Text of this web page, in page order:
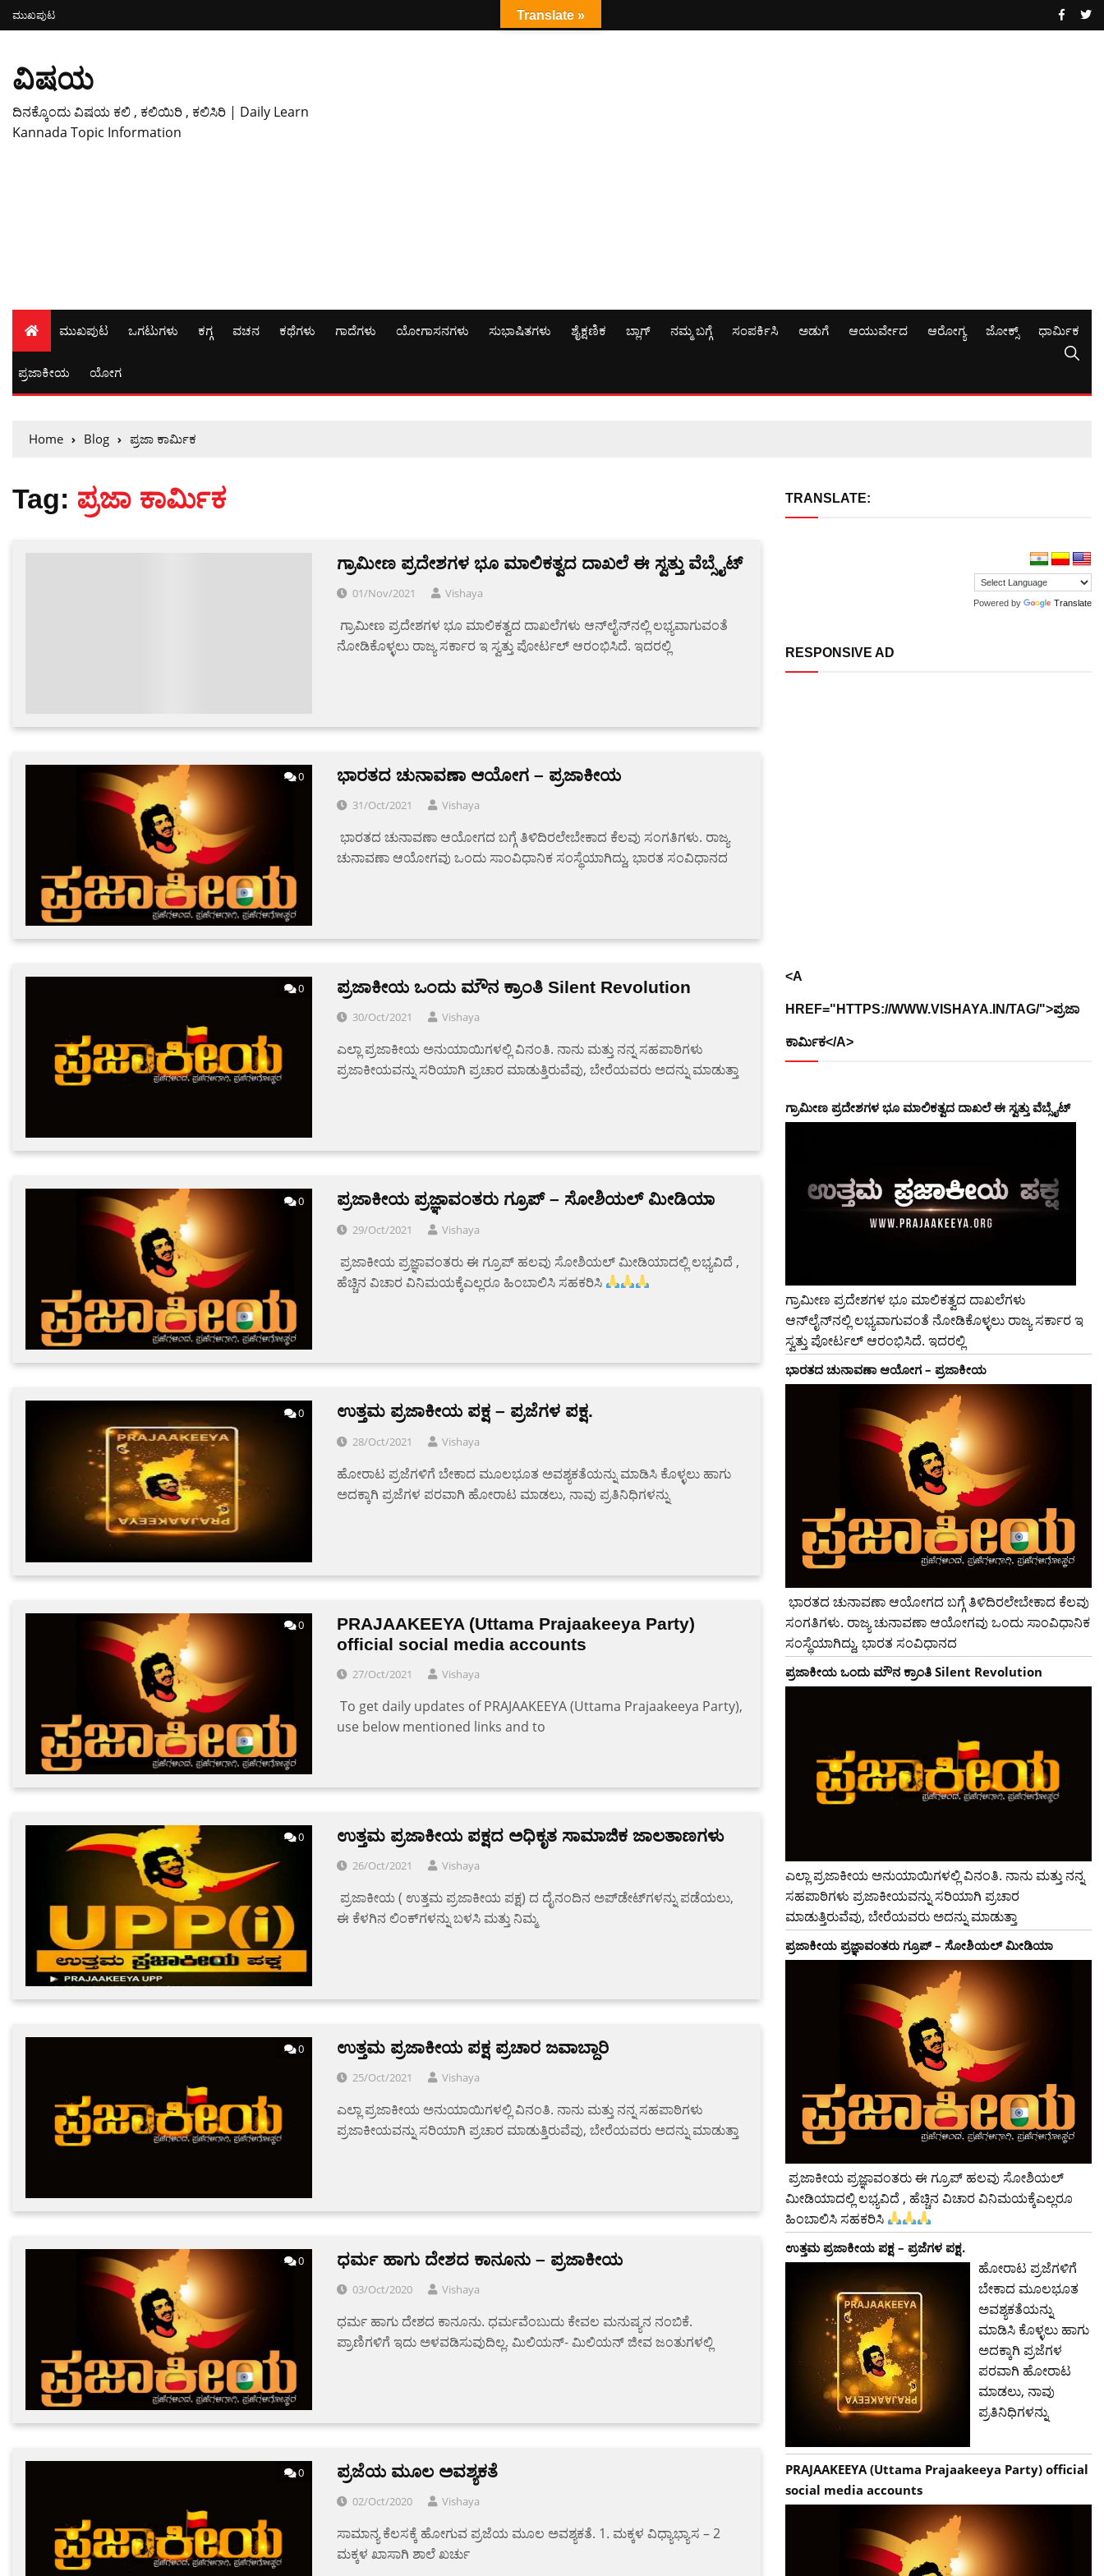
ಮುಖಪುಟ
ವಿಷಯ
ದಿನಕ್ಕೊಂದು ವಿಷಯ ಕಲಿ , ಕಲಿಯಿರಿ , ಕಲಿಸಿರಿ | Daily Learn
Kannada Topic Information
ಮುಖಪುಟ ಒಗಟುಗಳು ಕಗ್ಗ ವಚನ ಕಥೆಗಳು ಗಾದೆಗಳು ಯೋಗಾಸನಗಳು ಸುಭಾಷಿತಗಳು ಶೈಕ್ಷಣಿಕ ಬ್ಲಾಗ್ ನಮ್ಮ ಬಗ್ಗೆ ಸಂಪರ್ಕಿಸಿ ಅಡುಗೆ ಆಯುರ್ವೇದ ಆರೋಗ್ಯ ಜೋಕ್ಸ್ ಧಾರ್ಮಿಕ
ಪ್ರಜಾಕೀಯ ಯೋಗ
Home Blog ಪ್ರಜಾ ಕಾರ್ಮಿಕ
Tag: ಪ್ರಜಾ ಕಾರ್ಮಿಕ
ಗ್ರಾಮೀಣ ಪ್ರದೇಶಗಳ ಭೂ ಮಾಲಿಕತ್ವದ ದಾಖಲೆ ಈ ಸ್ವತ್ತು ವೆಬ್ಸೈಟ್
01/Nov/2021 Vishaya
ಗ್ರಾಮೀಣ ಪ್ರದೇಶಗಳ ಭೂ ಮಾಲಿಕತ್ವದ ದಾಖಲೆಗಳು ಆನ್‍ಲೈನ್‍ನಲ್ಲಿ ಲಭ್ಯವಾಗುವಂತೆ
ನೋಡಿಕೊಳ್ಳಲು ರಾಜ್ಯ ಸರ್ಕಾರ ಇ ಸ್ವತ್ತು ಪೋರ್ಟಲ್ ಆರಂಭಿಸಿದೆ. ಇದರಲ್ಲಿ
0 ಭಾರತದ ಚುನಾವಣಾ ಆಯೋಗ – ಪ್ರಜಾಕೀಯ
31/Oct/2021 Vishaya
ಭಾರತದ ಚುನಾವಣಾ ಆಯೋಗದ ಬಗ್ಗೆ ತಿಳಿದಿರಲೇಬೇಕಾದ ಕೆಲವು ಸಂಗತಿಗಳು. ರಾಜ್ಯ
ಚುನಾವಣಾ ಆಯೋಗವು ಒಂದು ಸಾಂವಿಧಾನಿಕ ಸಂಸ್ಥೆಯಾಗಿದ್ದು, ಭಾರತ ಸಂವಿಧಾನದ
0 ಪ್ರಜಾಕೀಯ ಒಂದು ಮೌನ ಕ್ರಾಂತಿ Silent Revolution
30/Oct/2021 Vishaya
ಎಲ್ಲಾ ಪ್ರಜಾಕೀಯ ಅನುಯಾಯಿಗಳಲ್ಲಿ ವಿನಂತಿ. ನಾನು ಮತ್ತು ನನ್ನ ಸಹಪಾಠಿಗಳು
ಪ್ರಜಾಕೀಯವನ್ನು ಸರಿಯಾಗಿ ಪ್ರಚಾರ ಮಾಡುತ್ತಿರುವೆವು, ಬೇರೆಯವರು ಅದನ್ನು ಮಾಡುತ್ತಾ
0 ಪ್ರಜಾಕೀಯ ಪ್ರಜ್ಞಾವಂತರು ಗ್ರೂಪ್ – ಸೋಶಿಯಲ್ ಮೀಡಿಯಾ
29/Oct/2021 Vishaya
ಪ್ರಜಾಕೀಯ ಪ್ರಜ್ಞಾವಂತರು ಈ ಗ್ರೂಪ್ ಹಲವು ಸೋಶಿಯಲ್ ಮೀಡಿಯಾದಲ್ಲಿ ಲಭ್ಯವಿದೆ ,
ಹೆಚ್ಚಿನ ವಿಚಾರ ವಿನಿಮಯಕ್ಕೆಎಲ್ಲರೂ ಹಿಂಬಾಲಿಸಿ ಸಹಕರಿಸಿ
0 ಉತ್ತಮ ಪ್ರಜಾಕೀಯ ಪಕ್ಷ – ಪ್ರಜೆಗಳ ಪಕ್ಷ.
28/Oct/2021 Vishaya
ಹೋರಾಟ ಪ್ರಜೆಗಳಿಗೆ ಬೇಕಾದ ಮೂಲಭೂತ ಅವಶ್ಯಕತೆಯನ್ನು ಮಾಡಿಸಿ ಕೊಳ್ಳಲು ಹಾಗು
ಅದಕ್ಕಾಗಿ ಪ್ರಜೆಗಳ ಪರವಾಗಿ ಹೋರಾಟ ಮಾಡಲು, ನಾವು ಪ್ರತಿನಿಧಿಗಳನ್ನು
0
PRAJAAKEEYA (Uttama Prajaakeeya Party)
official social media accounts
27/Oct/2021 Vishaya
To get daily updates of PRAJAAKEEYA (Uttama Prajaakeeya Party),
use below mentioned links and to
0 ಉತ್ತಮ ಪ್ರಜಾಕೀಯ ಪಕ್ಷದ ಅಧಿಕೃತ ಸಾಮಾಜಿಕ ಜಾಲತಾಣಗಳು
26/Oct/2021 Vishaya
ಪ್ರಜಾಕೀಯ ( ಉತ್ತಮ ಪ್ರಜಾಕೀಯ ಪಕ್ಷ) ದ ದೈನಂದಿನ ಅಪ್‌ಡೇಟ್‌ಗಳನ್ನು ಪಡೆಯಲು,
ಈ ಕೆಳಗಿನ ಲಿಂಕ್‌ಗಳನ್ನು ಬಳಸಿ ಮತ್ತು ನಿಮ್ಮ
0 ಉತ್ತಮ ಪ್ರಜಾಕೀಯ ಪಕ್ಷ ಪ್ರಚಾರ ಜವಾಬ್ದಾರಿ
25/Oct/2021 Vishaya
ಎಲ್ಲಾ ಪ್ರಜಾಕೀಯ ಅನುಯಾಯಿಗಳಲ್ಲಿ ವಿನಂತಿ. ನಾನು ಮತ್ತು ನನ್ನ ಸಹಪಾಠಿಗಳು
ಪ್ರಜಾಕೀಯವನ್ನು ಸರಿಯಾಗಿ ಪ್ರಚಾರ ಮಾಡುತ್ತಿರುವೆವು, ಬೇರೆಯವರು ಅದನ್ನು ಮಾಡುತ್ತಾ
0 ಧರ್ಮ ಹಾಗು ದೇಶದ ಕಾನೂನು – ಪ್ರಜಾಕೀಯ
03/Oct/2020 Vishaya
ಧರ್ಮ ಹಾಗು ದೇಶದ ಕಾನೂನು. ಧರ್ಮವೆಂಬುದು ಕೇವಲ ಮನುಷ್ಯನ ನಂಬಿಕೆ.
ಪ್ರಾಣಿಗಳಿಗೆ ಇದು ಅಳವಡಿಸುವುದಿಲ್ಲ. ಮಿಲಿಯನ್- ಮಿಲಿಯನ್ ಜೀವ ಜಂತುಗಳಲ್ಲಿ
0 ಪ್ರಜೆಯ ಮೂಲ ಅವಶ್ಯಕತೆ
02/Oct/2020 Vishaya
ಸಾಮಾನ್ಯ ಕೆಲಸಕ್ಕೆ ಹೋಗುವ ಪ್ರಜೆಯ ಮೂಲ ಅವಶ್ಯಕತೆ. 1. ಮಕ್ಕಳ ವಿಧ್ಯಾಭ್ಯಾಸ – 2
ಮಕ್ಕಳ ಖಾಸಾಗಿ ಶಾಲೆ ಖರ್ಚು
TRANSLATE:
Powered by Translate
RESPONSIVE AD
<A
HREF="HTTPS://WWW.VISHAYA.IN/TAG/">ಪ್ರಜಾ
ಕಾರ್ಮಿಕ</A>
ಗ್ರಾಮೀಣ ಪ್ರದೇಶಗಳ ಭೂ ಮಾಲಿಕತ್ವದ ದಾಖಲೆ ಈ ಸ್ವತ್ತು ವೆಬ್ಸೈಟ್
ಗ್ರಾಮೀಣ ಪ್ರದೇಶಗಳ ಭೂ ಮಾಲಿಕತ್ವದ ದಾಖಲೆಗಳು
ಆನ್‍ಲೈನ್‍ನಲ್ಲಿ ಲಭ್ಯವಾಗುವಂತೆ ನೋಡಿಕೊಳ್ಳಲು ರಾಜ್ಯ ಸರ್ಕಾರ ಇ
ಸ್ವತ್ತು ಪೋರ್ಟಲ್ ಆರಂಭಿಸಿದೆ. ಇದರಲ್ಲಿ
ಭಾರತದ ಚುನಾವಣಾ ಆಯೋಗ – ಪ್ರಜಾಕೀಯ
ಭಾರತದ ಚುನಾವಣಾ ಆಯೋಗದ ಬಗ್ಗೆ ತಿಳಿದಿರಲೇಬೇಕಾದ ಕೆಲವು
ಸಂಗತಿಗಳು. ರಾಜ್ಯ ಚುನಾವಣಾ ಆಯೋಗವು ಒಂದು ಸಾಂವಿಧಾನಿಕ
ಸಂಸ್ಥೆಯಾಗಿದ್ದು, ಭಾರತ ಸಂವಿಧಾನದ
ಪ್ರಜಾಕೀಯ ಒಂದು ಮೌನ ಕ್ರಾಂತಿ Silent Revolution
ಎಲ್ಲಾ ಪ್ರಜಾಕೀಯ ಅನುಯಾಯಿಗಳಲ್ಲಿ ವಿನಂತಿ. ನಾನು ಮತ್ತು ನನ್ನ
ಸಹಪಾಠಿಗಳು ಪ್ರಜಾಕೀಯವನ್ನು ಸರಿಯಾಗಿ ಪ್ರಚಾರ
ಮಾಡುತ್ತಿರುವೆವು, ಬೇರೆಯವರು ಅದನ್ನು ಮಾಡುತ್ತಾ
ಪ್ರಜಾಕೀಯ ಪ್ರಜ್ಞಾವಂತರು ಗ್ರೂಪ್ – ಸೋಶಿಯಲ್ ಮೀಡಿಯಾ
ಪ್ರಜಾಕೀಯ ಪ್ರಜ್ಞಾವಂತರು ಈ ಗ್ರೂಪ್ ಹಲವು ಸೋಶಿಯಲ್
ಮೀಡಿಯಾದಲ್ಲಿ ಲಭ್ಯವಿದೆ , ಹೆಚ್ಚಿನ ವಿಚಾರ ವಿನಿಮಯಕ್ಕೆಎಲ್ಲರೂ
ಹಿಂಬಾಲಿಸಿ ಸಹಕರಿಸಿ
ಉತ್ತಮ ಪ್ರಜಾಕೀಯ ಪಕ್ಷ – ಪ್ರಜೆಗಳ ಪಕ್ಷ.
ಹೋರಾಟ ಪ್ರಜೆಗಳಿಗೆ
ಬೇಕಾದ ಮೂಲಭೂತ
ಅವಶ್ಯಕತೆಯನ್ನು
ಮಾಡಿಸಿ ಕೊಳ್ಳಲು ಹಾಗು
ಅದಕ್ಕಾಗಿ ಪ್ರಜೆಗಳ
ಪರವಾಗಿ ಹೋರಾಟ
ಮಾಡಲು, ನಾವು
ಪ್ರತಿನಿಧಿಗಳನ್ನು
PRAJAAKEEYA (Uttama Prajaakeeya Party) official
social media accounts
Translate »